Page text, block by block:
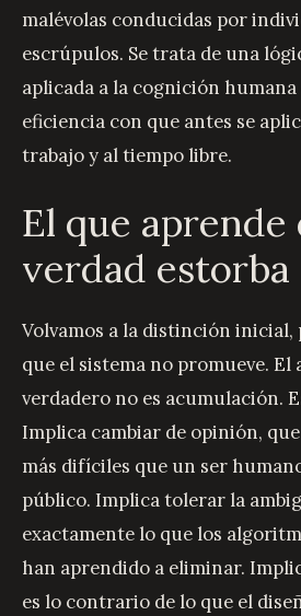
malévolas conducidas por
escrúpulos. Se trata de una
aplicada a la cognición
eficiencia con que antes se
trabajo y al tiempo libre.
El que aprende
verdad estorba
Volvamos a la distinción
que el sistema no promueve. El
verdadero no es acumulación.
Implica cambiar de opinión, que
más difíciles que un ser
público. Implica tolerar la
exactamente lo que los
han aprendido a eliminar.
es lo contrario de lo que el